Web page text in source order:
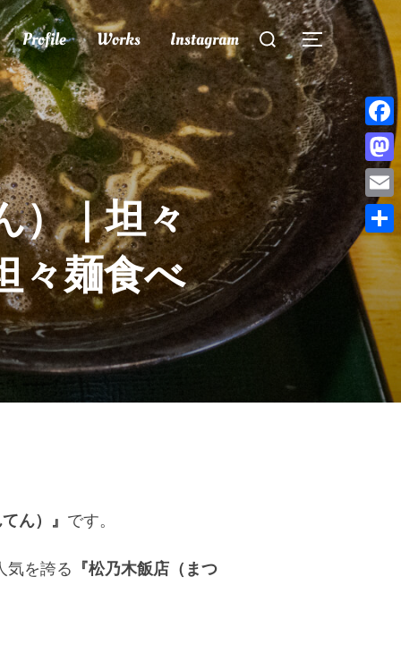
Profile Works Instagram
検
索
対
象:
サイドバ
）｜坦々
々麺食べ
ん）』 です。
気を誇る 『松乃木飯店（まつ
共
有